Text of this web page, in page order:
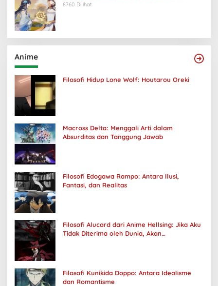
8760 Dilihat
Anime
Filosofi Hidup Lone Wolf: Houtarou Oreki
Macross Delta: Menggali Arti dalam
Absurditas dan Tanggung Jawab
Filosofi Edogawa Rampo: Antara Ilusi,
Fantasi, dan Realitas
Filosofi Alucard dari Anime Hellsing: Jika Aku
Tidak Diterima oleh Dunia, Akan
Filosofi Kunikida Doppo: Antara Idealisme
dan Romantisme